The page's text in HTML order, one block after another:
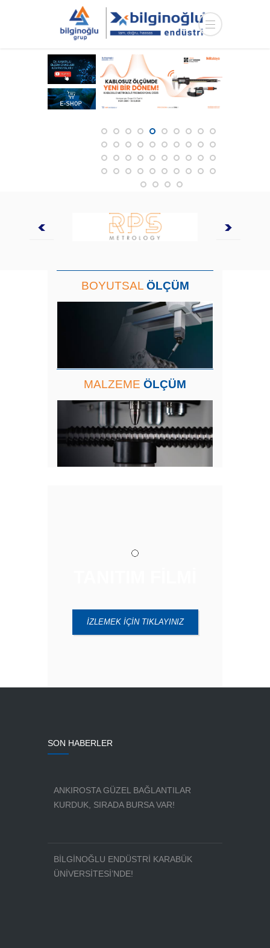
BOYUTSAL ÖLÇÜM
MALZEME ÖLÇÜM
İZLEMEK İÇİN TIKLAYINIZ
SON HABERLER
ANKIROSTA GÜZEL BAĞLANTILAR
KURDUK, SIRADA BURSA VAR!
BİLGİNOĞLU ENDÜSTRİ KARABÜK
ÜNİVERSİTESİ’NDE!